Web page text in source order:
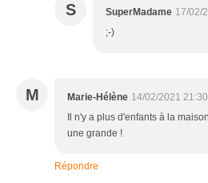
S SuperMadame 17/02/
;-)
M Marie-Hélène 14/02/2021 21:30
Il n'y a plus d'enfants à la
une grande !
Répondre